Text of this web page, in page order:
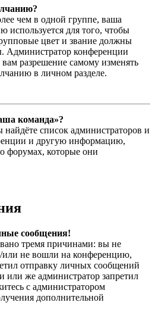
чем в одной группе, ваша
используется для того, чтобы
цвет и звание должны
Администратор конференции
разрешение самому изменять
в личном разделе.
команда»?
список администраторов и
и другую информацию,
форумах, которые они
сообщения!
тремя причинами: вы не
или не вошли на конференцию,
отправку личных сообщений
или же администратор запретил
с администратором
дополнительной